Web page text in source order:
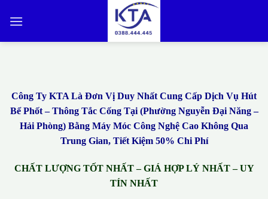
qua
Công Ty KTA Là Đơn Vị Duy Nhất Cung Cấp Dịch Vụ Hút
Bể Phốt – Thông Tắc Cống Tại (Phường Nguyễn Đại Năng –
Hải Phòng) Bằng Máy Móc Công Nghệ Cao Không Qua
Trung Gian, Tiết Kiệm 50% Chi Phí
CHẤT LƯỢNG TỐT NHẤT – GIÁ HỢP LÝ NHẤT – UY
TÍN NHẤT